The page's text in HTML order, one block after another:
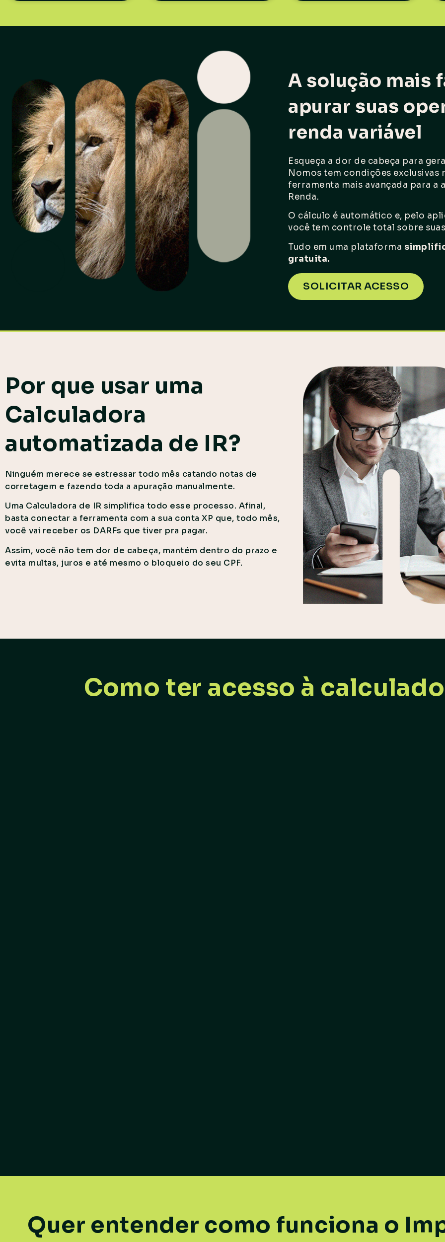
A solução mais
apurar suas
renda variável
Esqueça a dor de cabeça para
Nomos tem condições exclusivas
ferramenta mais avançada para a
Renda.
O cálculo é automático e, pelo
você tem controle total sobre
Tudo em uma plataforma
gratuita.
SOLICITAR ACESSO
Por que usar uma
Calculadora
automatizada de IR?
Ninguém merece se estressar todo mês catando notas de
corretagem e fazendo toda a apuração manualmente.
Uma Calculadora de IR simplifica todo esse processo. Afinal,
basta conectar a ferramenta com a sua conta XP que, todo mês,
você vai receber os DARFs que tiver pra pagar.
Assim, você não tem dor de cabeça, mantém dentro do prazo e
evita multas, juros e até mesmo o bloqueio do seu CPF.
Como ter acesso à
Quer entender como funciona o